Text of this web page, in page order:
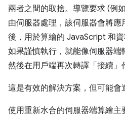
兩者之間的取捨。導覽要求 (例
由伺服器處理，該伺服器會將應
後，用於算繪的 JavaScript 和資
如果謹慎執行，就能像伺服器端
然後在用戶端再次轉譯「接續」
這是有效的解決方案，但可能會
使用重新水合的伺服器端算繪主